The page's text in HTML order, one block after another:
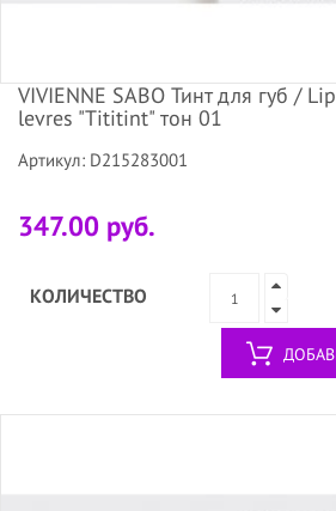
VIVIENNE SABO Тинт для губ /
levres "Tititint" тон 01
Артикул: D215283001
347.00 руб.
КОЛИЧЕСТВО